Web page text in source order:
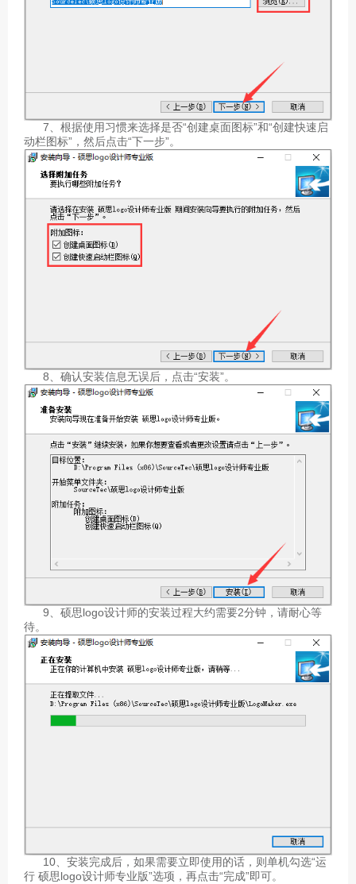
7、根据使用习惯来选择是否“创建桌面图标”和“创建快速启
动栏图标”，然后点击“下一步”。
8、确认安装信息无误后，点击“安装”。
9、硕思logo设计师的安装过程大约需要2分钟，请耐心等
待。
10、安装完成后，如果需要立即使用的话，则单机勾选“运
行 硕思logo设计师专业版”选项，再点击“完成”即可。